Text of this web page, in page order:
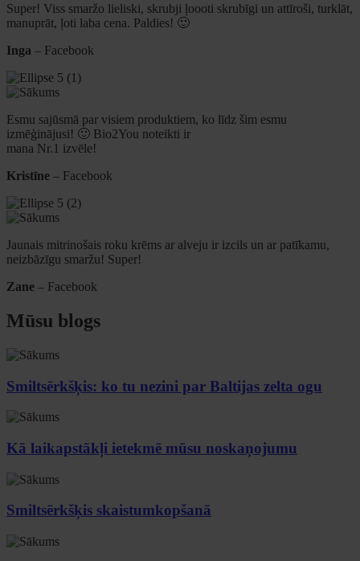
Super! Viss smaržo lieliski, skrubji ļoooti skrubīgi un attīroši, turklāt,
manuprāt, ļoti laba cena. Paldies! 🙂
Inga – Facebook
Esmu sajūsmā par visiem produktiem, ko līdz šim esmu
izmēģinājusi! 🙂 Bio2You noteikti ir
mana Nr.1 izvēle!
Kristīne – Facebook
Jaunais mitrinošais roku krēms ar alveju ir izcils un ar patīkamu,
neizbāzīgu smaržu! Super!
Zane – Facebook
Mūsu blogs
Smiltsērkšķis: ko tu nezini par Baltijas zelta ogu
Kā laikapstākļi ietekmē mūsu noskaņojumu
Smiltsērkšķis skaistumkopšanā